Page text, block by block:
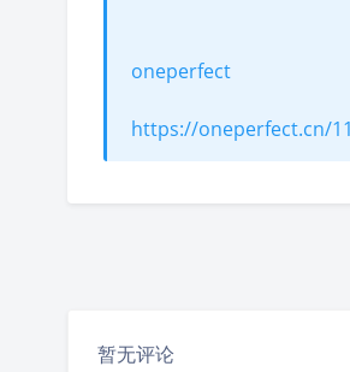
oneperfect
https://oneperfect.cn/
暂无评论